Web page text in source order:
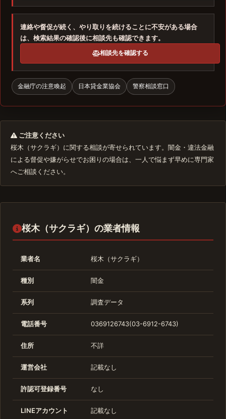
連絡や督促が続く、やり取りを続けることに不安がある場合
は、検索結果の確認後に相談先も確認できます。
相談先を確認する
金融庁の注意喚起 日本貸金業協会 警察相談窓口
ご注意ください
桜木（サクラギ）に関する相談が寄せられています。闇金・違法金融
による督促や嫌がらせでお困りの場合は、一人で悩まず早めに専門家
へご相談ください。
桜木（サクラギ）の業者情報
業者名 桜木（サクラギ）
種別 闇金
系列 調査データ
電話番号 0369126743(03-6912-6743)
住所 不詳
運営会社 記載なし
許認可登録番号 なし
LINEアカウント 記載なし